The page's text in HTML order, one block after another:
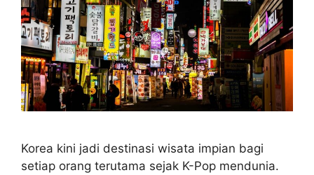
Korea kini jadi destinasi wisata impian bagi
setiap orang terutama sejak K-Pop mendunia.